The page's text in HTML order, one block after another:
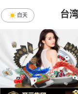
台
白天